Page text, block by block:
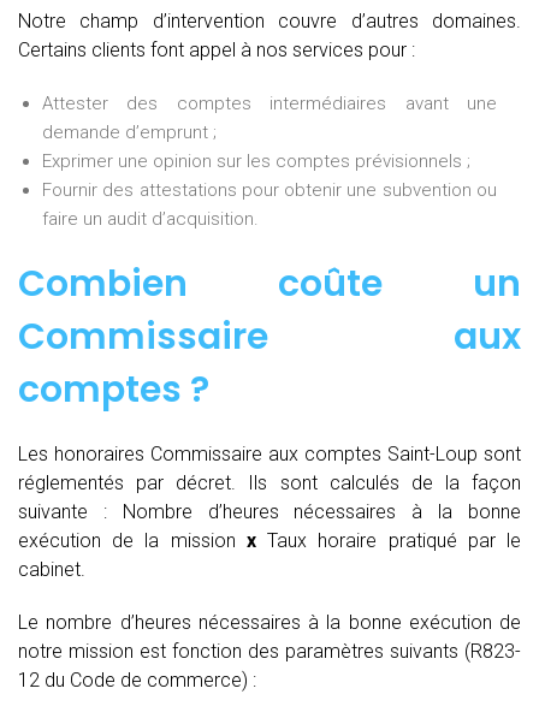
Notre champ d’intervention couvre d’autres domaines.
Certains clients font appel à nos services pour :
Attester des comptes intermédiaires avant une
demande d’emprunt ;
Exprimer une opinion sur les comptes prévisionnels ;
Fournir des attestations pour obtenir une subvention ou
faire un audit d’acquisition.
Combien coûte un
Commissaire aux
comptes ?
Les honoraires Commissaire aux comptes Saint-Loup sont
réglementés par décret. Ils sont calculés de la façon
suivante :
Nombre d’heures nécessaires à la bonne
exécution de la mission xTaux horaire pratiqué par le
cabinet.
Le nombre d’heures nécessaires à la bonne exécution de
notre mission est fonction des paramètres suivants (R823-
12 du Code de commerce) :